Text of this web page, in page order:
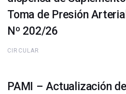
Toma de Presión
Nº 202/26
CIRCULAR
PAMI – Actualización